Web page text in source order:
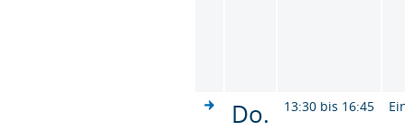
Do. 13:30 bis 16:45